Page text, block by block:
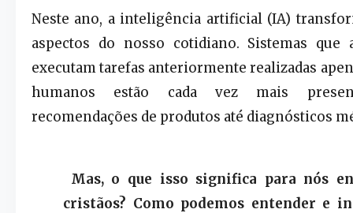
Neste ano, a inteligência artificial (IA)
aspectos do nosso cotidiano. Sistemas que
executam tarefas anteriormente realizadas
humanos estão cada vez mais
recomendações de produtos até diagnósticos
Mas, o que isso significa para nós
cristãos? Como podemos entender e